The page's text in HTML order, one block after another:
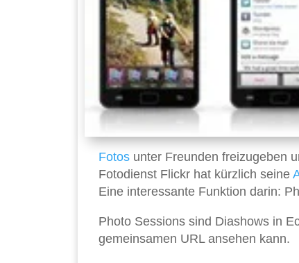
Fotos unter Freunden freizugeben
Fotodienst Flickr hat kürzlich seine
Eine interessante Funktion darin:
Photo Sessions sind Diashows in
gemeinsamen URL ansehen kann.